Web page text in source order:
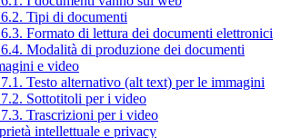
Tipi di documenti
Formato di lettura dei documenti elettronici
Modalità di produzione dei documenti
e video
Testo alternativo (alt text) per le immagini
Sottotitoli per i video
Trascrizioni per i video
intellettuale e privacy